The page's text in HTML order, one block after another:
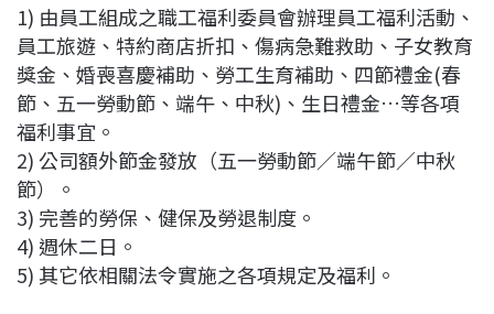
1) 由員工組成之職工福利委員會辦理員工福利活動、
員工旅遊、特約商店折扣、傷病急難救助、子女教育
獎金、婚喪喜慶補助、勞工生育補助、四節禮金(春
節、五一勞動節、端午、中秋)、生日禮金…等各項
福利事宜。
2) 公司額外節金發放（五一勞動節／端午節／中秋
節）。
3) 完善的勞保、健保及勞退制度。
4) 週休二日。
5) 其它依相關法令實施之各項規定及福利。